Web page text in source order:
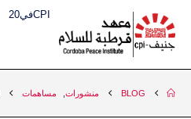
CPIفي20
BLOG منشورات مساهمات